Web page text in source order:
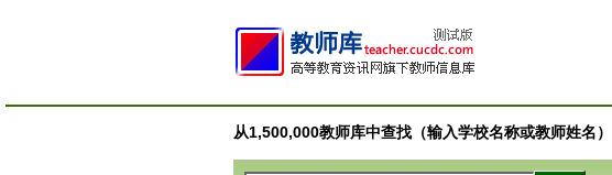
从1,500,000教师库中查找（输入学校名称或教师姓名）